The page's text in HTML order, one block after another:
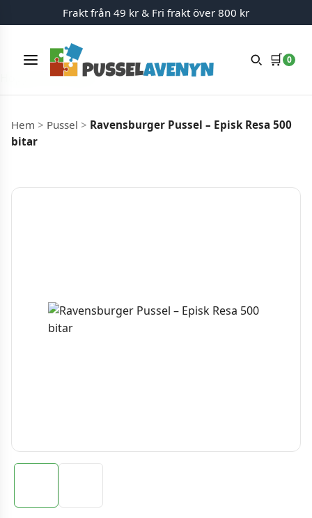
Hoppa till innehåll
Frakt från 49 kr & Fri frakt över 800 kr
Meny 🛒 0
Hem > Pussel > Ravensburger Pussel – Episk Resa 500
bitar